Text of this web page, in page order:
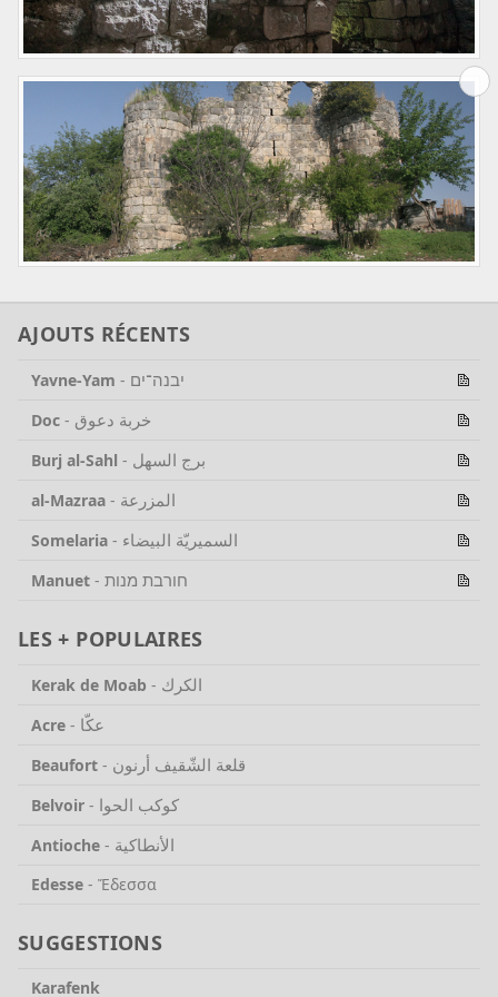
AJOUTS RÉCENTS
Yavne-Yam - יבנה־ים
Doc - خربة دعوق
Burj al-Sahl - برج السهل
al-Mazraa - المزرعة
Somelaria - السميريّة البيضاء
Manuet - חורבת מנות
LES + POPULAIRES
Kerak de Moab - الكرك
Acre - عكّا
Beaufort - قلعة الشّقيف أرنون
Belvoir - كوكب الحوا
Antioche - الأنطاكية
Edesse - Ἔδεσσα
SUGGESTIONS
Karafenk